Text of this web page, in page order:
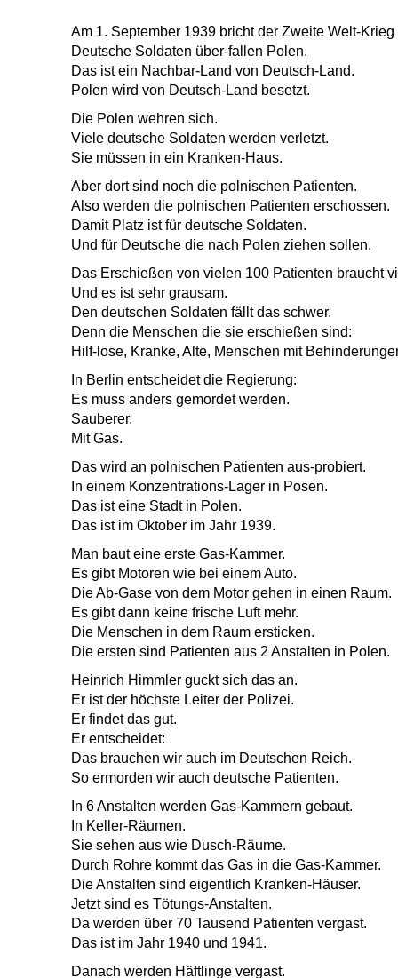
Am 1. September 1939 bricht der Zweite Welt-Krieg
Deutsche Soldaten über-fallen Polen.
Das ist ein Nachbar-Land von Deutsch-Land.
Polen wird von Deutsch-Land besetzt.
Die Polen wehren sich.
Viele deutsche Soldaten werden verletzt.
Sie müssen in ein Kranken-Haus.
Aber dort sind noch die polnischen Patienten.
Also werden die polnischen Patienten erschossen.
Damit Platz ist für deutsche Soldaten.
Und für Deutsche die nach Polen ziehen sollen.
Das Erschießen von vielen 100 Patienten braucht
Und es ist sehr grausam.
Den deutschen Soldaten fällt das schwer.
Denn die Menschen die sie erschießen sind:
Hilf-lose, Kranke, Alte, Menschen mit
In Berlin entscheidet die Regierung:
Es muss anders gemordet werden.
Sauberer.
Mit Gas.
Das wird an polnischen Patienten aus-probiert.
In einem Konzentrations-Lager in Posen.
Das ist eine Stadt in Polen.
Das ist im Oktober im Jahr 1939.
Man baut eine erste Gas-Kammer.
Es gibt Motoren wie bei einem Auto.
Die Ab-Gase von dem Motor gehen in einen Raum.
Es gibt dann keine frische Luft mehr.
Die Menschen in dem Raum ersticken.
Die ersten sind Patienten aus 2 Anstalten in Polen.
Heinrich Himmler guckt sich das an.
Er ist der höchste Leiter der Polizei.
Er findet das gut.
Er entscheidet:
Das brauchen wir auch im Deutschen Reich.
So ermorden wir auch deutsche Patienten.
In 6 Anstalten werden Gas-Kammern gebaut.
In Keller-Räumen.
Sie sehen aus wie Dusch-Räume.
Durch Rohre kommt das Gas in die Gas-Kammer.
Die Anstalten sind eigentlich Kranken-Häuser.
Jetzt sind es Tötungs-Anstalten.
Da werden über 70 Tausend Patienten vergast.
Das ist im Jahr 1940 und 1941.
Danach werden Häftlinge vergast.